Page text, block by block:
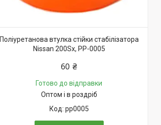
Поліуретанова втулка стійки стабілізатора
Nissan 200Sx, PP-0005
60 ₴
Готово до відправки
Оптом і в роздріб
pp0005